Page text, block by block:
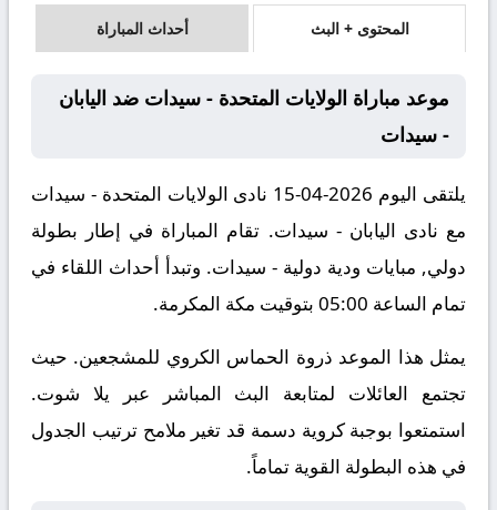
المحتوى + البث أحداث المباراة
موعد مباراة الولايات المتحدة - سيدات ضد اليابان
- سيدات
يلتقى اليوم 2026-04-15 نادى الولايات المتحدة - سيدات
مع نادى اليابان - سيدات. تقام المباراة في إطار بطولة
دولي, مبايات ودية دولية - سيدات. وتبدأ أحداث اللقاء في
تمام الساعة 05:00 بتوقيت مكة المكرمة.
يمثل هذا الموعد ذروة الحماس الكروي للمشجعين. حيث
تجتمع العائلات لمتابعة البث المباشر عبر يلا شوت.
استمتعوا بوجبة كروية دسمة قد تغير ملامح ترتيب الجدول
في هذه البطولة القوية تماماً.